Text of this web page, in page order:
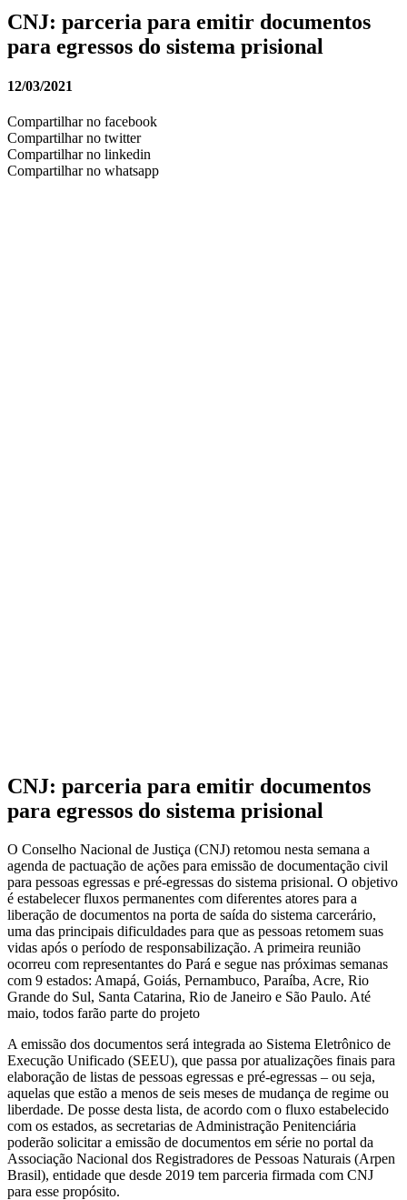
CNJ: parceria para emitir documentos
para egressos do sistema prisional
12/03/2021
Compartilhar no facebook
Compartilhar no twitter
Compartilhar no linkedin
Compartilhar no whatsapp
CNJ: parceria para emitir documentos
para egressos do sistema prisional
O Conselho Nacional de Justiça (CNJ) retomou nesta semana a
agenda de pactuação de ações para emissão de documentação civil
para pessoas egressas e pré-egressas do sistema prisional. O objetivo
é estabelecer fluxos permanentes com diferentes atores para a
liberação de documentos na porta de saída do sistema carcerário,
uma das principais dificuldades para que as pessoas retomem suas
vidas após o período de responsabilização. A primeira reunião
ocorreu com representantes do Pará e segue nas próximas semanas
com 9 estados: Amapá, Goiás, Pernambuco, Paraíba, Acre, Rio
Grande do Sul, Santa Catarina, Rio de Janeiro e São Paulo. Até
maio, todos farão parte do projeto
A emissão dos documentos será integrada ao Sistema Eletrônico de
Execução Unificado (SEEU), que passa por atualizações finais para
elaboração de listas de pessoas egressas e pré-egressas – ou seja,
aquelas que estão a menos de seis meses de mudança de regime ou
liberdade. De posse desta lista, de acordo com o fluxo estabelecido
com os estados, as secretarias de Administração Penitenciária
poderão solicitar a emissão de documentos em série no portal da
Associação Nacional dos Registradores de Pessoas Naturais (Arpen
Brasil), entidade que desde 2019 tem parceria firmada com CNJ
para esse propósito.